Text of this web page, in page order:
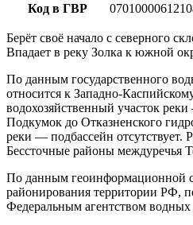
Код в ГВР
Берёт своё начало с северного
Впадает в реку Золка к южной
По данным государственного
относится к Западно-
водохозяйственный участок
Подкумок до Отказненского
реки — подбассейн отсутствует.
Бессточные районы междуречья
По данным геоинформационной
районирования территории РФ,
Федеральным агентством водных